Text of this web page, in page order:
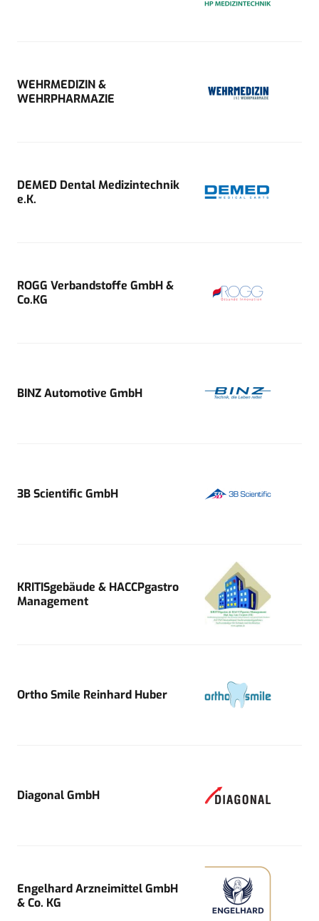
WEHRMEDIZIN &
WEHRPHARMAZIE
DEMED Dental Medizintechnik
e.K.
ROGG Verbandstoffe GmbH &
Co.KG
BINZ Automotive GmbH
3B Scientific GmbH
KRITISgebäude & HACCPgastro
Management
Ortho Smile Reinhard Huber
Diagonal GmbH
Engelhard Arzneimittel GmbH
& Co. KG